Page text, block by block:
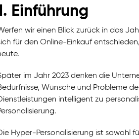
Einführung
wir einen Blick zurück in das
für den Online-Einkauf
im Jahr 2023 denken die
Wünsche und Probleme
intelligent zu
Hyper-Personalisierung ist sowohl